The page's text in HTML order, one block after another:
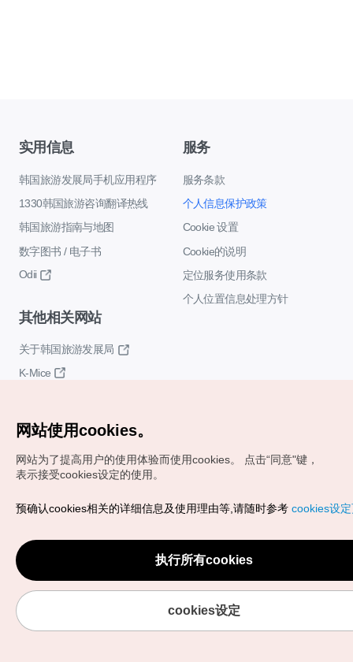
实用信息
韩国旅游发展局手机应用程序
1330韩国旅游咨询翻译热线
韩国旅游指南与地图
数字图书 / 电子书
Odii
服务
服务条款
个人信息保护政策
Cookie 设置
Cookie的说明
定位服务使用条款
个人位置信息处理方针
其他相关网站
关于韩国旅游发展局
K-Mice
Copyrights (c) 韩国旅游发展局版权所有
VISITKOREA官方邮箱
chnsim@knto.or.kr
网站使用cookies。
网站为了提高用户的使用体验而使用cookies。
点击“同意"键，
表示接受cookies设定的使用。
预确认cookies相关的详细信息及使用理由等,请随时参考 cookies设
执行所有cookies
cookies设定